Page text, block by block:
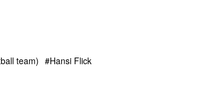
team)
Hansi Flick